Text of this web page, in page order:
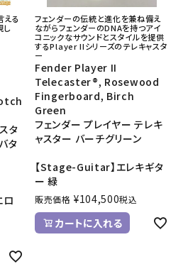
える
し
タ
タ
ロ
フェンダーの伝統と進化を兼ね備え
ながらフェンダーのDNAを持つアイ
コニックなサウンドとスタイルを提供
するPlayer IIシリーズのテレキャスタ
ー
Fender Player II
Telecaster®, Rosewood
Fingerboard, Birch
Green
フェンダー プレイヤー テレキ
ャスター バーチグリーン
【Stage-Guitar】エレキギタ
ー 緑
販売価格 ¥104,500税込
カートに入れる